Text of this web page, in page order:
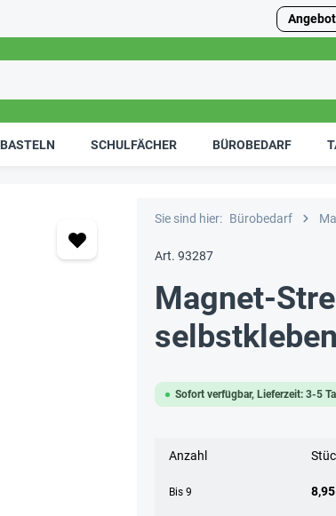
BASTELN SCHULFÄCHER BÜROBEDARF
Sie sind hier: Bürobedarf
Art. 93287
Magnet-
Sofort verfügbar, Lieferzeit: 3-5
Anzahl
Bis 9